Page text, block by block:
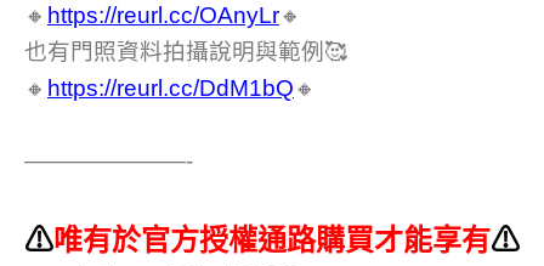
🔸 https://reurl.cc/OAnyLr🔸
也有門照資料拍攝說明與範例🥰
🔸 https://reurl.cc/DdM1bQ🔸
———————-
⚠唯有於官方授權通路購買才能享有⚠